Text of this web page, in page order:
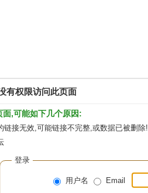
有权限访问此页面
,可能如下几个原因:
接无效,可能链接不完整,或数据已被删除!
登录
用户名 Email